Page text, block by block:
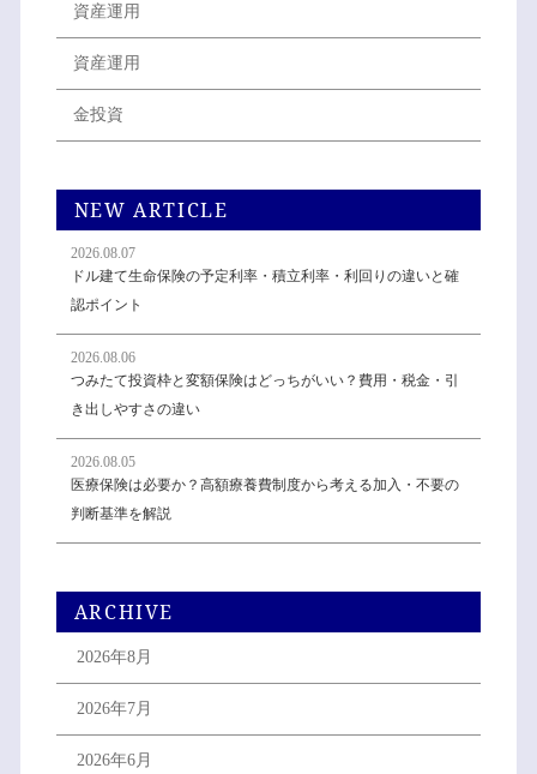
資産運用
資産運用
金投資
NEW ARTICLE
2026.08.07
ドル建て生命保険の予定利率・積立利率・利回りの違いと確
認ポイント
2026.08.06
つみたて投資枠と変額保険はどっちがいい？費用・税金・引
き出しやすさの違い
2026.08.05
医療保険は必要か？高額療養費制度から考える加入・不要の
判断基準を解説
ARCHIVE
2026年8月
2026年7月
2026年6月